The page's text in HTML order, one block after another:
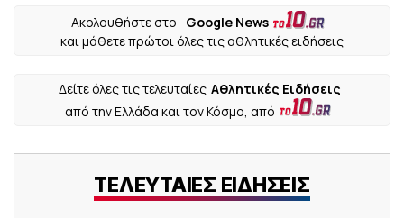
Ακολουθήστε στο
Google News
και μάθετε πρώτοι όλες τις αθλητικές ειδήσεις
Δείτε όλες τις τελευταίες Αθλητικές Ειδήσεις
από την Ελλάδα και τον Κόσμο, από
ΤΕΛΕΥΤΑΙΕΣ ΕΙΔΗΣΕΙΣ